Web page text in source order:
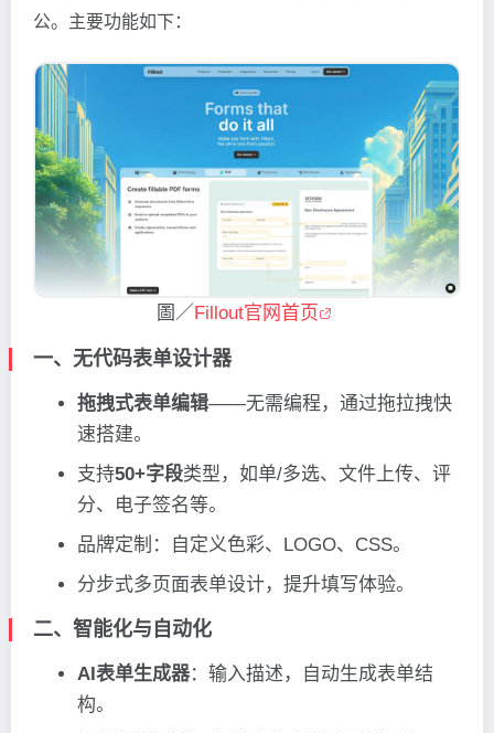
公。主要功能如下：
圖／ Fillout官网首页
一、无代码表单设计器
拖拽式表单编辑——无需编程，通过拖拉拽快
速搭建。
支持50+字段类型，如单/多选、文件上传、评
分、电子签名等。
品牌定制：自定义色彩、LOGO、CSS。
分步式多页面表单设计，提升填写体验。
二、智能化与自动化
AI表单生成器：输入描述，自动生成表单结
构。